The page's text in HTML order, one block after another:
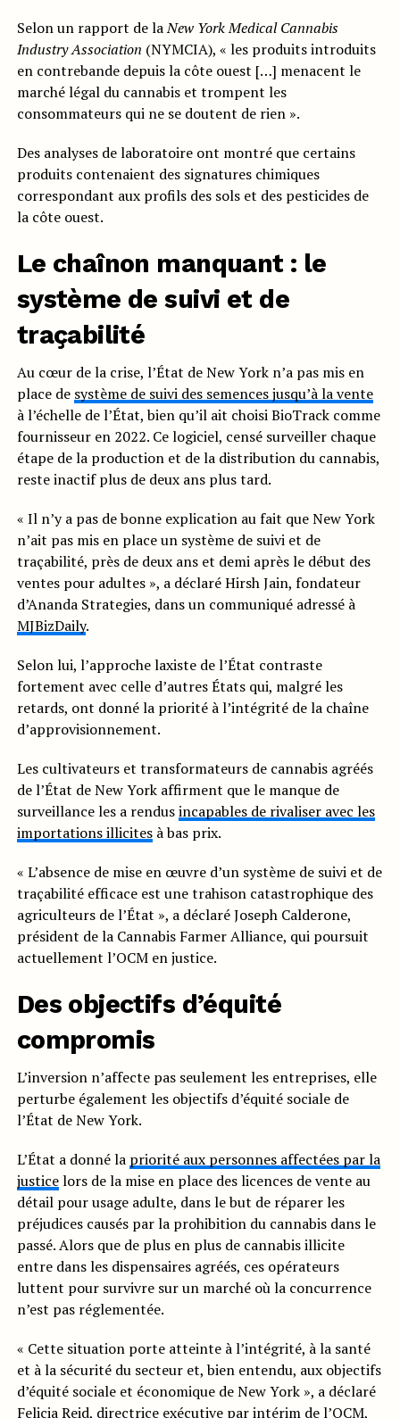
Selon un rapport de laNew York Medical Cannabis
Industry Association (NYMCIA), « les produits introduits
en contrebande depuis la côte ouest […] menacent le
marché légal du cannabis et trompent les
consommateurs qui ne se doutent de rien ».
Des analyses de laboratoire ont montré que certains
produits contenaient des signatures chimiques
correspondant aux profils des sols et des pesticides de
la côte ouest.
Le chaînon manquant : le
système de suivi et de
traçabilité
Au cœur de la crise, l’État de New York n’a pas mis en
place de système de suivi des semences jusqu’à la vente
à l’échelle de l’État, bien qu’il ait choisi BioTrack comme
fournisseur en 2022. Ce logiciel, censé surveiller chaque
étape de la production et de la distribution du cannabis,
reste inactif plus de deux ans plus tard.
« Il n’y a pas de bonne explication au fait que New York
n’ait pas mis en place un système de suivi et de
traçabilité, près de deux ans et demi après le début des
ventes pour adultes », a déclaré Hirsh Jain, fondateur
d’Ananda Strategies, dans un communiqué adressé à
MJBizDaily.
Selon lui, l’approche laxiste de l’État contraste
fortement avec celle d’autres États qui, malgré les
retards, ont donné la priorité à l’intégrité de la chaîne
d’approvisionnement.
Les cultivateurs et transformateurs de cannabis agréés
de l’État de New York affirment que le manque de
surveillance les a rendusincapables de rivaliser avec les
importations illicitesà bas prix.
« L’absence de mise en œuvre d’un système de suivi et de
traçabilité efficace est une trahison catastrophique des
agriculteurs de l’État », a déclaré Joseph Calderone,
président de la Cannabis Farmer Alliance, qui poursuit
actuellement l’OCM en justice.
Des objectifs d’équité
compromis
L’inversion n’affecte pas seulement les entreprises, elle
perturbe également les objectifs d’équité sociale de
l’État de New York.
L’État a donné la priorité aux personnes affectées par la
justicelors de la mise en place des licences de vente au
détail pour usage adulte, dans le but de réparer les
préjudices causés par la prohibition du cannabis dans le
passé. Alors que de plus en plus de cannabis illicite
entre dans les dispensaires agréés, ces opérateurs
luttent pour survivre sur un marché où la concurrence
n’est pas réglementée.
« Cette situation porte atteinte à l’intégrité, à la santé
et à la sécurité du secteur et, bien entendu, aux objectifs
d’équité sociale et économique de New York », a déclaré
Felicia Reid, directrice exécutive par intérim de l’OCM,